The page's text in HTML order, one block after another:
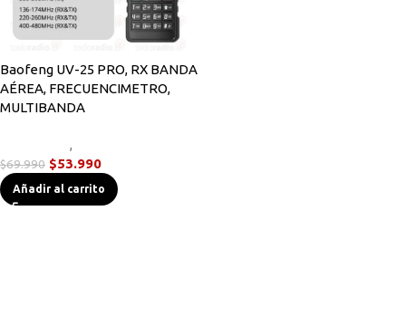
Baofeng UV-25 PRO, RX BANDA
AÉREA, FRECUENCIMETRO,
MULTIBANDA
,
$69.990 $53.990
Añadir al carrito